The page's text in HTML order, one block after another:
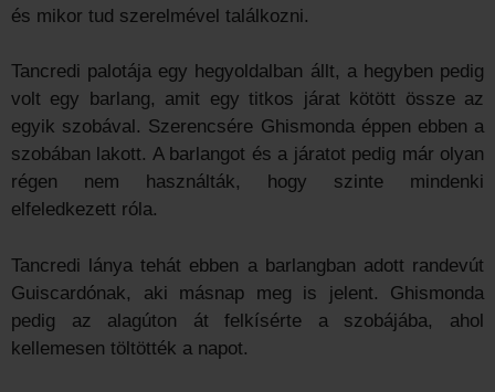
és mikor tud szerelmével találkozni.
Tancredi palotája egy hegyoldalban állt, a hegyben pedig
volt egy barlang, amit egy titkos járat kötött össze az
egyik szobával. Szerencsére Ghismonda éppen ebben a
szobában lakott. A barlangot és a járatot pedig már olyan
régen nem használták, hogy szinte mindenki
elfeledkezett róla.
Tancredi lánya tehát ebben a barlangban adott randevút
Guiscardónak, aki másnap meg is jelent. Ghismonda
pedig az alagúton át felkísérte a szobájába, ahol
kellemesen töltötték a napot.